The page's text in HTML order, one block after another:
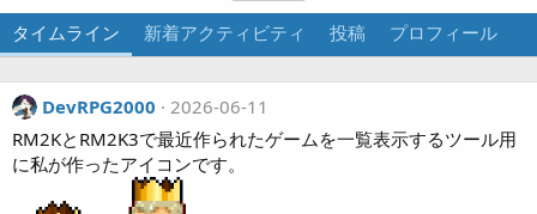
タイムライン 新着アクティビティ 投稿 プロフィール
DevRPG2000
2026-06-11
RM2KとRM2K3で最近作られたゲームを一覧表示するツール用
に私が作ったアイコンです。